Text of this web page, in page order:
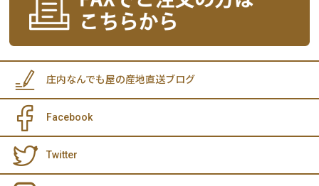
庄内なんでも屋の産地直送ブログ
Facebook
Twitter